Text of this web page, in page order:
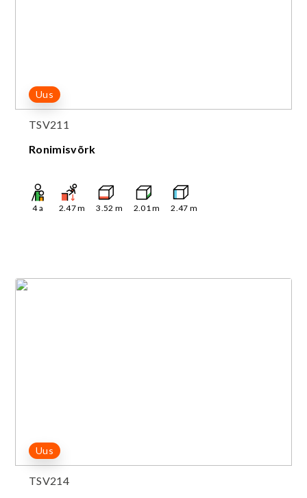
Uus
TSV211
Ronimisvõrk
4a 2.47m 3.52 m 2.01m 2.47 m
Uus
TSV214